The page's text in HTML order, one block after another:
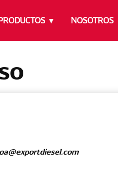
NOSOTROS